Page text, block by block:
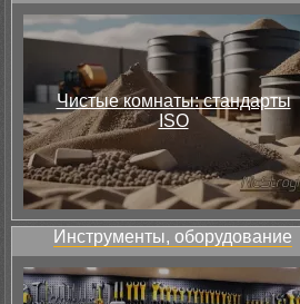
Чистые комнаты: стандарты
ISO
Инструменты, оборудование